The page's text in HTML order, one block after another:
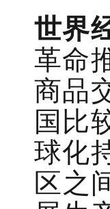
世界
革命
商品
国比
球化
区之